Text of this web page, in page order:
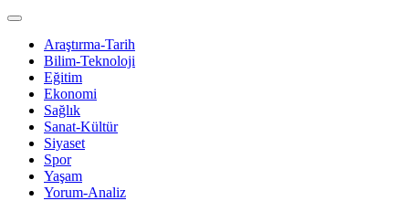
Araştırma-Tarih
Bilim-Teknoloji
Eğitim
Ekonomi
Sağlık
Sanat-Kültür
Siyaset
Spor
Yaşam
Yorum-Analiz